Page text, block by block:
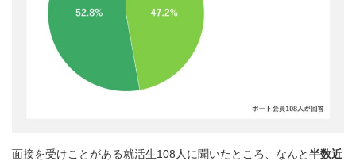
面接を受けことがある就活生108人に聞いたところ、なんと半数近